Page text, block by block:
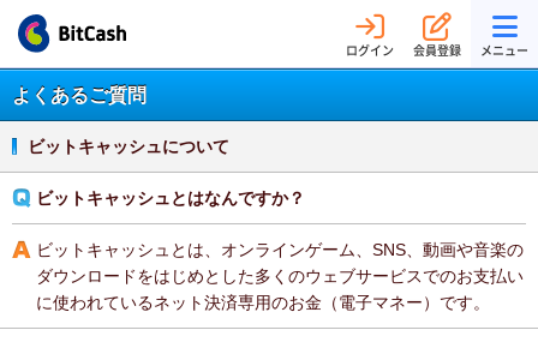
ログイン 会員登録 メニュー
よくあるご質問
ビットキャッシュについて
ビットキャッシュとはなんですか？
ビットキャッシュとは、オンラインゲーム、SNS、動画や音楽の
ダウンロードをはじめとした多くのウェブサービスでのお支払い
に使われているネット決済専用のお金（電子マネー）です。